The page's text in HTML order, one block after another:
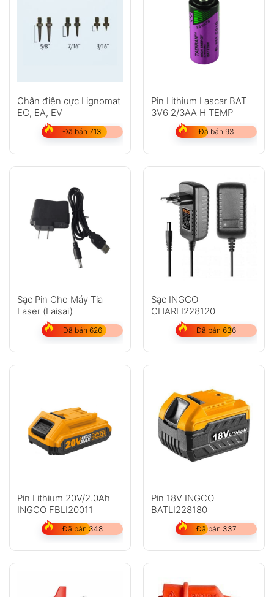
Chân điện cực Lignomat
EC, EA, EV
Đã bán 713
Pin Lithium Lascar BAT
3V6 2/3AA H TEMP
Đã bán 93
Sạc Pin Cho Máy Tia
Laser (Laisai)
Đã bán 626
Sạc INGCO
CHARLI228120
Đã bán 636
Pin Lithium 20V/2.0Ah
INGCO FBLI20011
Đã bán 348
Pin 18V INGCO
BATLI228180
Đã bán 337